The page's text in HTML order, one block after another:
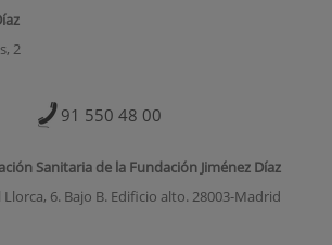
2
91 550 48 00
Sanitaria de la Fundación Jiménez Díaz
6. Bajo B. Edificio alto. 28003-Madrid